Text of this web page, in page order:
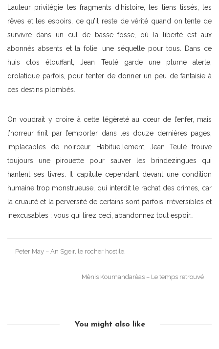
L’auteur privilégie les fragments d’histoire, les liens tissés, les
rêves et les espoirs, ce qu’il reste de vérité quand on tente de
survivre dans un cul de basse fosse, où la liberté est aux
abonnés absents et la folie, une séquelle pour tous. Dans ce
huis clos étouffant, Jean Teulé garde une plume alerte,
drolatique parfois, pour tenter de donner un peu de fantaisie à
ces destins plombés.
On voudrait y croire à cette légèreté au cœur de l’enfer, mais
l’horreur finit par l’emporter dans les douze dernières pages,
implacables de noirceur. Habituellement, Jean Teulé trouve
toujours une pirouette pour sauver les brindezingues qui
hantent ses livres. Il capitule cependant devant une condition
humaine trop monstrueuse, qui interdit le rachat des crimes, car
la cruauté et la perversité de certains sont parfois irréversibles et
inexcusables : vous qui lirez ceci, abandonnez tout espoir…
Post
Peter May – An Sgeir, le rocher hostile.
Mènis Koumandarèas – Le temps retrouvé
You might also like